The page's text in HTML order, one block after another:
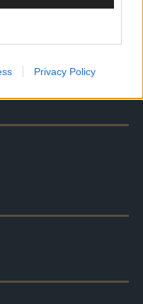
Privacy Policy